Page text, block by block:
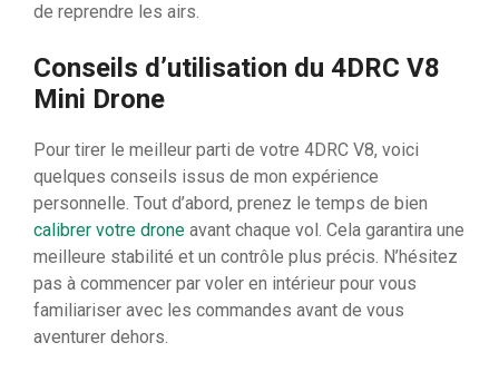
de reprendre les airs.
Conseils d’utilisation du 4DRC V8
Mini Drone
Pour tirer le meilleur parti de votre 4DRC V8, voici
quelques conseils issus de mon expérience
personnelle. Tout d’abord, prenez le temps de bien
calibrer votre drone avant chaque vol. Cela garantira une
meilleure stabilité et un contrôle plus précis. N’hésitez
pas à commencer par voler en intérieur pour vous
familiariser avec les commandes avant de vous
aventurer dehors.